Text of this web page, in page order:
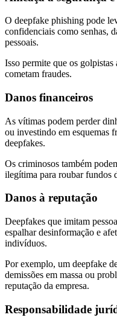
O deepfake phishing pode
confidenciais como senhas,
pessoais.
Isso permite que os golpistas
cometam fraudes.
Danos financeiros
As vítimas podem perder
ou investindo em esquemas
deepfakes.
Os criminosos também
ilegítima para roubar fundos
Danos à reputação
Deepfakes que imitam
espalhar desinformação e
indivíduos.
Por exemplo, um deepfake
demissões em massa ou
reputação da empresa.
Responsabilidade